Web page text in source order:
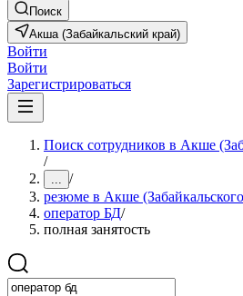
Поиск
Акша (Забайкальский край)
Войти
Войти
Зарегистрироваться
Поиск сотрудников в Акше
/
... /
резюме в Акше
оператор БД/
полная занятость